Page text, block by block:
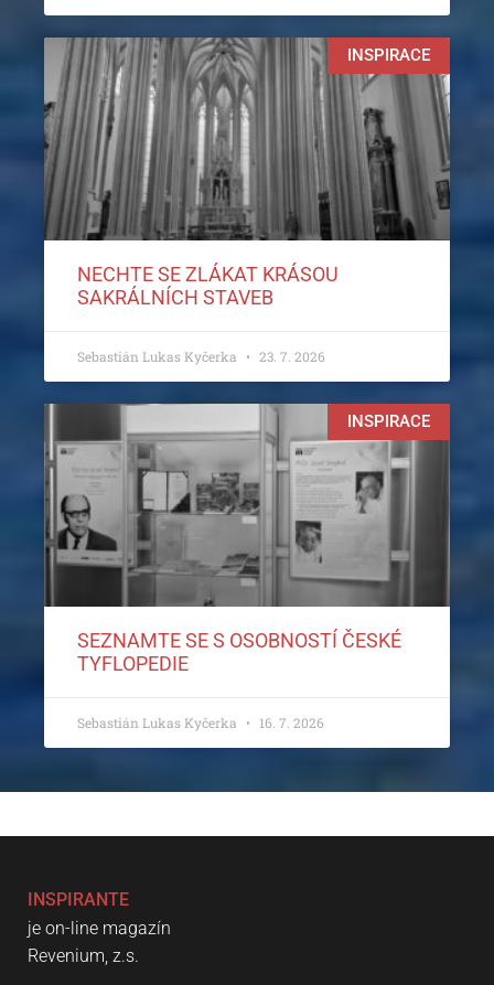
INSPIRACE
NECHTE SE ZLÁKAT KRÁSOU
SAKRÁLNÍCH STAVEB
Sebastián Lukas Kyčerka 23. 7. 2026
INSPIRACE
SEZNAMTE SE S OSOBNOSTÍ ČESKÉ
TYFLOPEDIE
Sebastián Lukas Kyčerka 16. 7. 2026
INSPIRANTE
je on-line magazín
Revenium, z.s.